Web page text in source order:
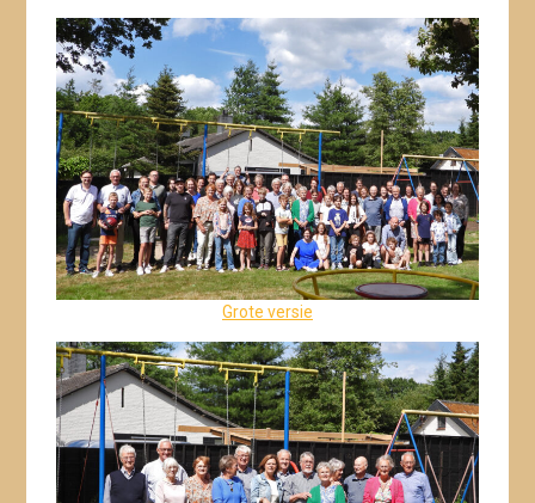
Grote versie